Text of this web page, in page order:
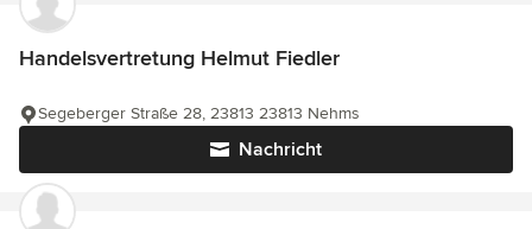
Handelsvertretung Helmut Fiedler
Nachricht
Segeberger Straße 28, 23813 23813 Nehms